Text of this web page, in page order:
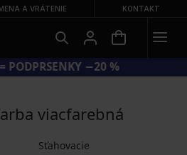
A VRÁTENIE KONTAKT
PODPRSENKY −20 %
viacfarebná
Sťahovacie